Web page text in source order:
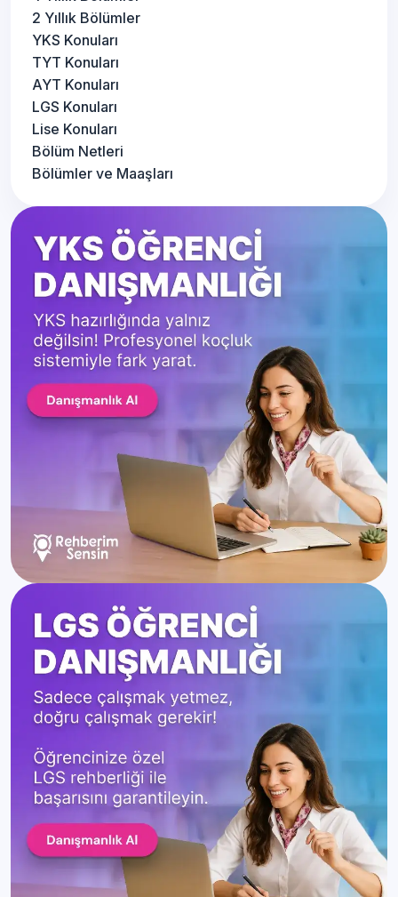
2 Yıllık Bölümler
YKS Konuları
TYT Konuları
AYT Konuları
LGS Konuları
Lise Konuları
Bölüm Netleri
Bölümler ve Maaşları